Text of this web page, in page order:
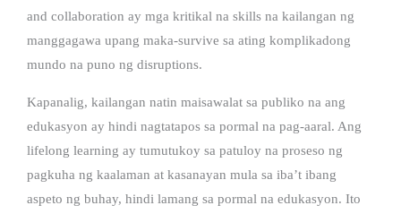
and collaboration ay mga kritikal na skills na kailangan ng
manggagawa upang maka-survive sa ating komplikadong
mundo na puno ng disruptions.
Kapanalig, kailangan natin maisawalat sa publiko na ang
edukasyon ay hindi nagtatapos sa pormal na pag-aaral. Ang
lifelong learning ay tumutukoy sa patuloy na proseso ng
pagkuha ng kaalaman at kasanayan mula sa iba’t ibang
aspeto ng buhay, hindi lamang sa pormal na edukasyon. Ito